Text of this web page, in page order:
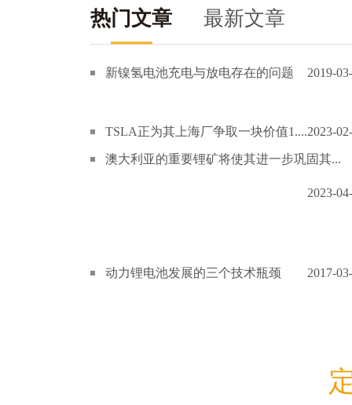
热门文章 最新文章
新镍氢电池充电与放电存在的问题 2019-
TSLA正为其上海厂争取一块价值1....2023-
澳大利亚的重要锂矿将使其进一步巩固其...
2023-
动力锂电池发展的三个技术瓶颈 2017-